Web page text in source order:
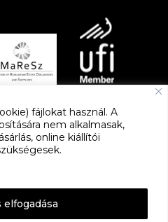
fájlokat használ. A
nem alkalmasak,
online kiállítói
elfogadása